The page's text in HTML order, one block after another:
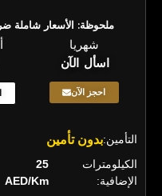
ملحوظة: الأسعار شاملة
شهريا
اسأل الآن
احجز الآن
التأمين:بدون تأمين
الكيلومترات
الإضافية:
25
AED/Km